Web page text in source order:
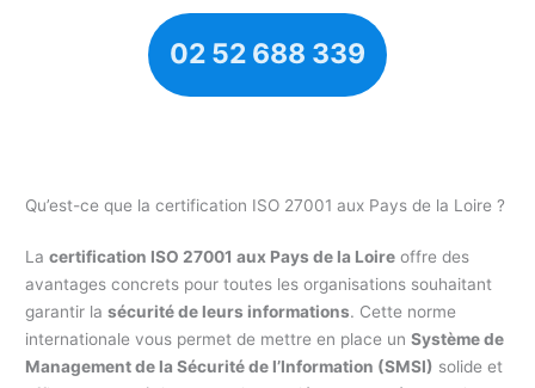
02 52 688 339
Qu’est-ce que la certification ISO 27001 aux Pays de la Loire ?
Lacertification ISO 27001 aux Pays de la Loire offre des
avantages concrets pour toutes les organisations souhaitant
garantir lasécurité de leurs informations. Cette norme
internationale vous permet de mettre en place unSystème de
Management de la Sécurité de l’Information (SMSI) solide et